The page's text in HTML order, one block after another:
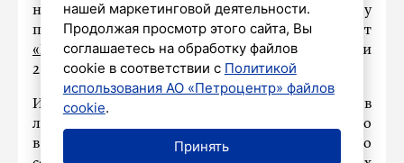
на 50 тыс. рублей по административному
протоколу о пропаганде наркотиков, пишут
«Известия». Сам протокол зарегистрировали
28 мая.
Из материалов дела и результатов
лингвистического исследования следует, что
в интервью Бони с блогером Сергеем Косенко
нашей маркетинговой деятельности.
Продолжая просмотр этого сайта, Вы
соглашаетесь на обработку файлов
cookie в соответствии с Политикой
использования АО «Петроцентр» файлов
cookie.
Принять